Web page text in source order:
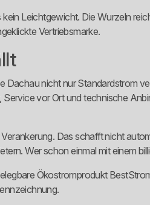
Leichtgewicht. Die Wurzeln
Vertriebsmarke.
Dachau nicht nur Standardstrom
vor Ort und technische
Das schafft nicht
Wer schon einmal mit einem
Ökostromprodukt